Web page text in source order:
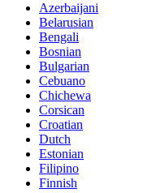
Azerbaijani
Belarusian
Bengali
Bosnian
Bulgarian
Cebuano
Chichewa
Corsican
Croatian
Dutch
Estonian
Filipino
Finnish